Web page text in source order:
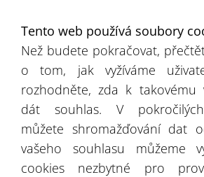
2
3
ČESKÁ
REPUBLIKA
EVROPA
Tento web používá soubory
Než budete pokračovat,
o tom, jak vyžíváme
rozhodněte, zda k takovému
dát souhlas. V
můžete shromažďování dat
vašeho souhlasu můžeme
cookies nezbytné pro